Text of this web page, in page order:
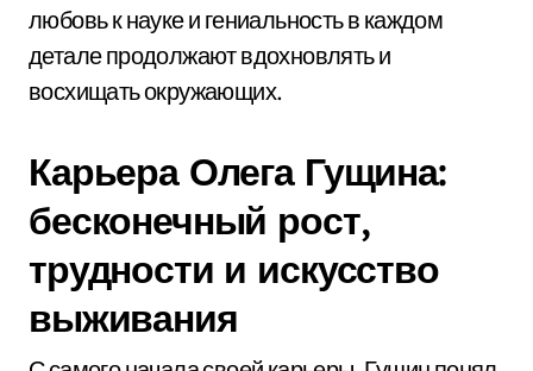
любовь к науке и гениальность в каждом
детале продолжают вдохновлять и
восхищать окружающих.
Карьера Олега Гущина:
бесконечный рост,
трудности и искусство
выживания